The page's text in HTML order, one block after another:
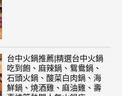
台中火鍋推薦|精選台中火鍋
吃到飽、麻辣鍋、鴛鴦鍋、
石頭火鍋、酸菜白肉鍋、海
鮮鍋、燒酒雞、麻油雞、壽